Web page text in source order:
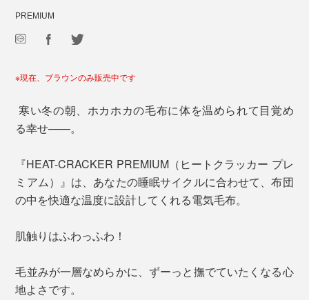
PREMIUM
※現在、ブラウンのみ販売中です
寒い冬の朝、ホカホカの毛布に体を温められて目覚め
る幸せ——。
『HEAT-CRACKER PREMIUM（ヒートクラッカー プレ
ミアム）』は、あなたの睡眠サイクルに合わせて、布団
の中を快適な温度に設計してくれる電気毛布。
肌触りはふわっふわ！
毛並みが一層なめらかに、ずーっと撫でていたくなる心
地よさです。